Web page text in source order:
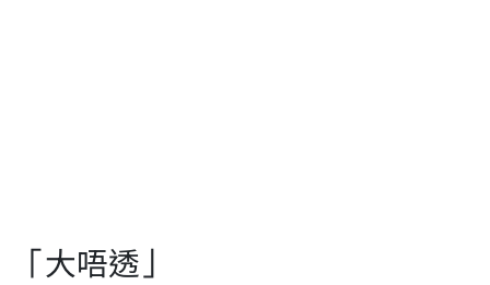
「大唔透」